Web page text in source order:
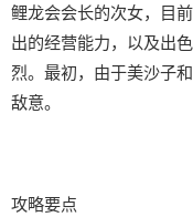
鲤龙会会长的次女，目
出的经营能力，以及出
烈。最初，由于美沙子
敌意。
攻略要点